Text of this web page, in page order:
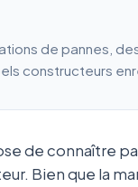
de pannes,
constructeurs
de connaître
Bien que la